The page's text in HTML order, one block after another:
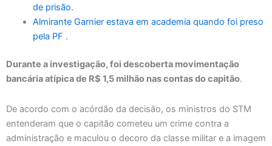
de prisão.
Almirante Garnier estava em academia quando foi preso
pela PF .
Durante a investigação, foi descoberta movimentação
bancária atípica de R$ 1,5 milhão nas contas do capitão.
De acordo com o acórdão da decisão, os ministros do STM
entenderam que o capitão cometeu um crime contra a
administração e maculou o decoro da classe militar e a imagem